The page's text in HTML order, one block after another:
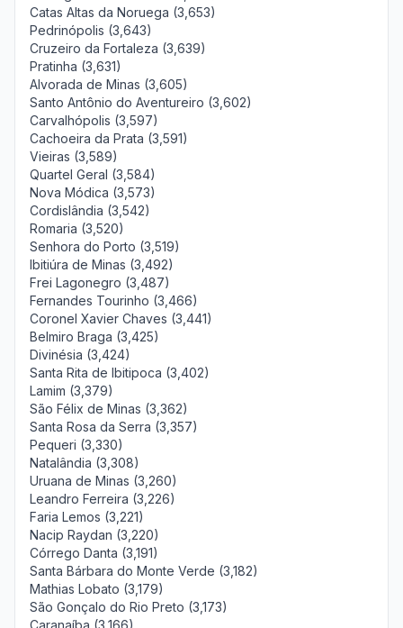
Catas Altas da Noruega (3,653)
Pedrinópolis (3,643)
Cruzeiro da Fortaleza (3,639)
Pratinha (3,631)
Alvorada de Minas (3,605)
Santo Antônio do Aventureiro (3,602)
Carvalhópolis (3,597)
Cachoeira da Prata (3,591)
Vieiras (3,589)
Quartel Geral (3,584)
Nova Módica (3,573)
Cordislândia (3,542)
Romaria (3,520)
Senhora do Porto (3,519)
Ibitiúra de Minas (3,492)
Frei Lagonegro (3,487)
Fernandes Tourinho (3,466)
Coronel Xavier Chaves (3,441)
Belmiro Braga (3,425)
Divinésia (3,424)
Santa Rita de Ibitipoca (3,402)
Lamim (3,379)
São Félix de Minas (3,362)
Santa Rosa da Serra (3,357)
Pequeri (3,330)
Natalândia (3,308)
Uruana de Minas (3,260)
Leandro Ferreira (3,226)
Faria Lemos (3,221)
Nacip Raydan (3,220)
Córrego Danta (3,191)
Santa Bárbara do Monte Verde (3,182)
Mathias Lobato (3,179)
São Gonçalo do Rio Preto (3,173)
Caranaíba (3,166)